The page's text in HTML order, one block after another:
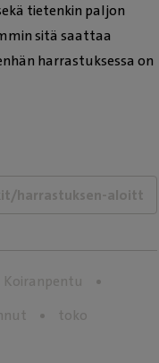
tietenkin paljon
sitä saattaa
harrastuksessa on
Koiranpentu
toko